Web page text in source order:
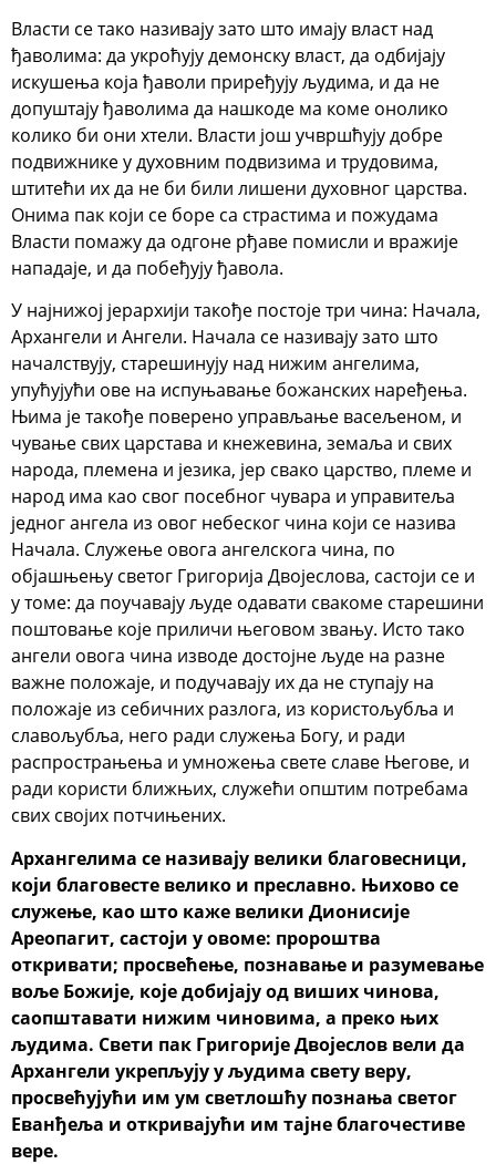
Власти се тако називају зато што имају власт над
ђаволима: да укроћују демонску власт, да одбијају
искушења која ђаволи приређују људима, и да не
допуштају ђаволима да нашкоде ма коме онолико
колико би они хтели. Власти још учвршћују добре
подвижнике у духовним подвизима и трудовима,
штитећи их да не би били лишени духовног царства.
Онима пак који се боре са страстима и пожудама
Власти помажу да одгоне рђаве помисли и вражије
нападаје, и да побеђују ђавола.
У најнижој јерархији такође постоје три чина: Начала,
Архангели и Ангели. Начала се називају зато што
началствују, старешинују над нижим ангелима,
упућујући ове на испуњавање божанских наређења.
Њима је такође поверено управљање васељеном, и
чување свих царстава и кнежевина, земаља и свих
народа, племена и језика, јер свако царство, племе и
народ има као свог посебног чувара и управитеља
једног ангела из овог небеског чина који се назива
Начала. Служење овога ангелскога чина, по
објашњењу светог Григорија Двојеслова, састоји се и
у томе: да поучавају људе одавати свакоме старешини
поштовање које приличи његовом звању. Исто тако
ангели овога чина изводе достојне људе на разне
важне положаје, и подучавају их да не ступају на
положаје из себичних разлога, из користољубља и
славољубља, него ради служења Богу, и ради
распрострањења и умножења свете славе Његове, и
ради користи ближњих, служећи општим потребама
свих својих потчињених.
Архангелима се називају велики благовесници,
који благовесте велико и преславно. Њихово се
служење, као што каже велики Дионисије
Ареопагит, састоји у овоме: пророштва
откривати; просвећење, познавање и разумевање
воље Божије, које добијају од виших чинова,
саопштавати нижим чиновима, а преко њих
људима. Свети пак Григорије Двојеслов вели да
Архангели укрепљују у људима свету веру,
просвећујући им ум светлошћу познања светог
Еванђеља и откривајући им тајне благочестиве
вере.